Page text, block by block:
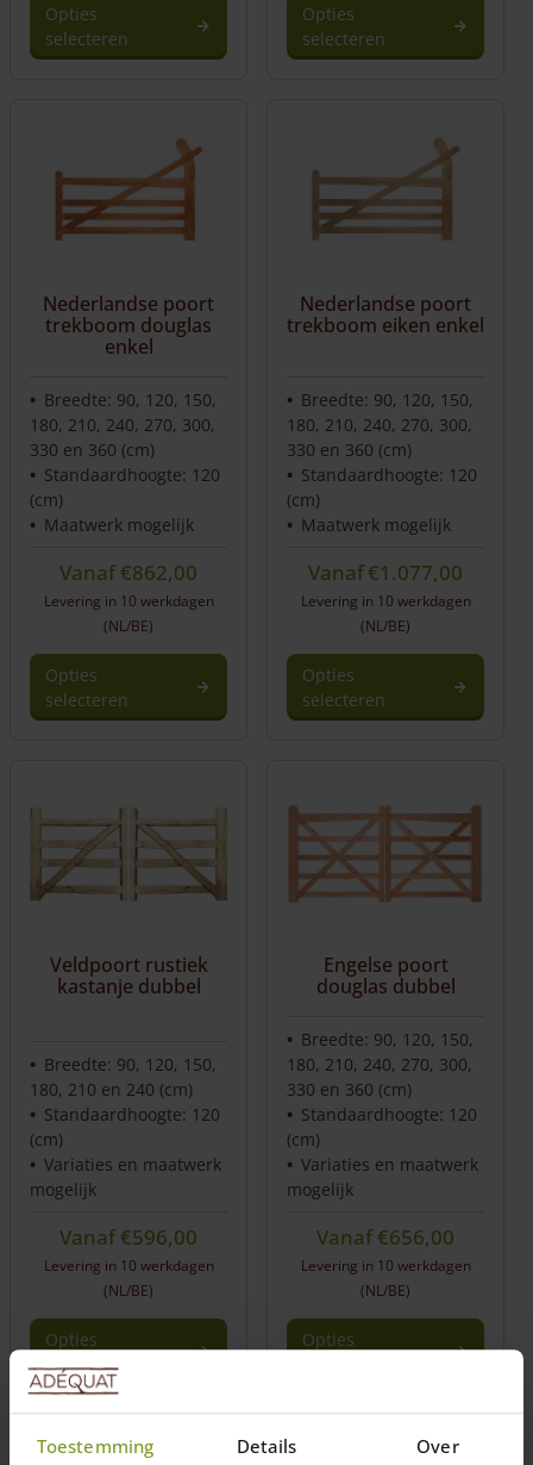
Toestemming Details Over
Opties
selecteren
Opties
selecteren
Nederlandse poort
trekboom douglas
enkel
Breedte: 90, 120, 150,
180, 210, 240, 270, 300,
330 en 360 (cm)
Standaardhoogte: 120
(cm)
Maatwerk mogelijk
Vanaf€862,00
Levering in 10 werkdagen
(NL/BE)
Opties
selecteren
Nederlandse poort
trekboom eiken enkel
Breedte: 90, 120, 150,
180, 210, 240, 270, 300,
330 en 360 (cm)
Standaardhoogte: 120
(cm)
Maatwerk mogelijk
Vanaf€1.077,00
Levering in 10 werkdagen
(NL/BE)
Opties
selecteren
Veldpoort rustiek
kastanje dubbel
Breedte: 90, 120, 150,
180, 210 en 240 (cm)
Standaardhoogte: 120
(cm)
Variaties en maatwerk
mogelijk
Vanaf€596,00
Levering in 10 werkdagen
(NL/BE)
Opties
selecteren
Engelse poort
douglas dubbel
Breedte: 90, 120, 150,
180, 210, 240, 270, 300,
330 en 360 (cm)
Standaardhoogte: 120
(cm)
Variaties en maatwerk
mogelijk
Vanaf€656,00
Levering in 10 werkdagen
(NL/BE)
Opties